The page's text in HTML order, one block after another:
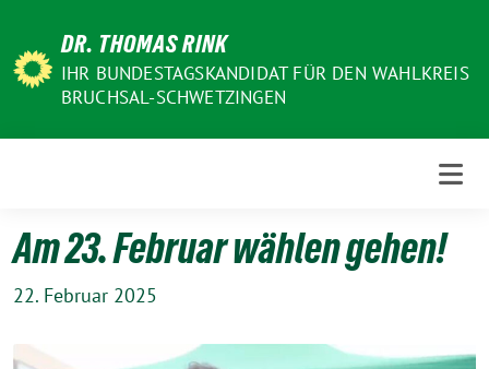
Inhalt
DR. THOMAS RINK
IHR BUNDESTAGSKANDIDAT FÜR DEN WAHLKREIS
BRUCHSAL-SCHWETZINGEN
Am 23. Februar wählen gehen!
22. Februar 2025